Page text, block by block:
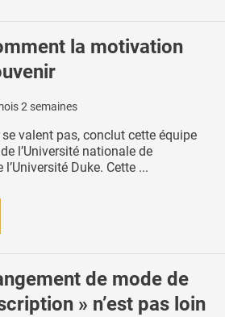
la motivation
2 semaines
valent pas, conclut cette équipe
l’Université nationale de
Duke. Cette ...
de mode de
» n’est pas loin